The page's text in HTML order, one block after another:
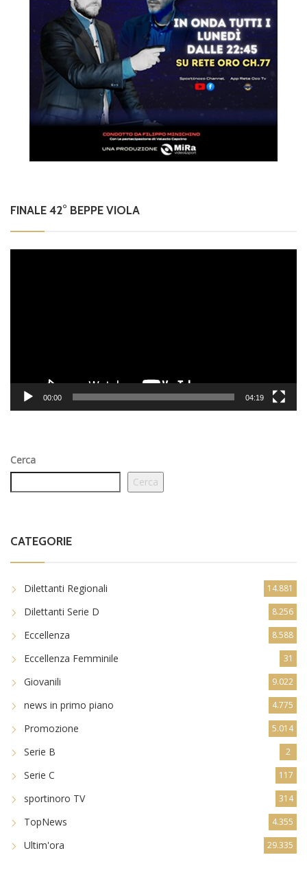
FINALE 42° BEPPE VIOLA
00:00 04:19
Cerca
Cerca
CATEGORIE
Dilettanti Regionali 14.881
Dilettanti Serie D 8.256
Eccellenza 8.588
Eccellenza Femminile 31
Giovanili 9.022
news in primo piano 4.775
Promozione 5.014
Serie B 2
Serie C 117
sportinoro TV 314
TopNews 4.355
Ultim'ora 29.335